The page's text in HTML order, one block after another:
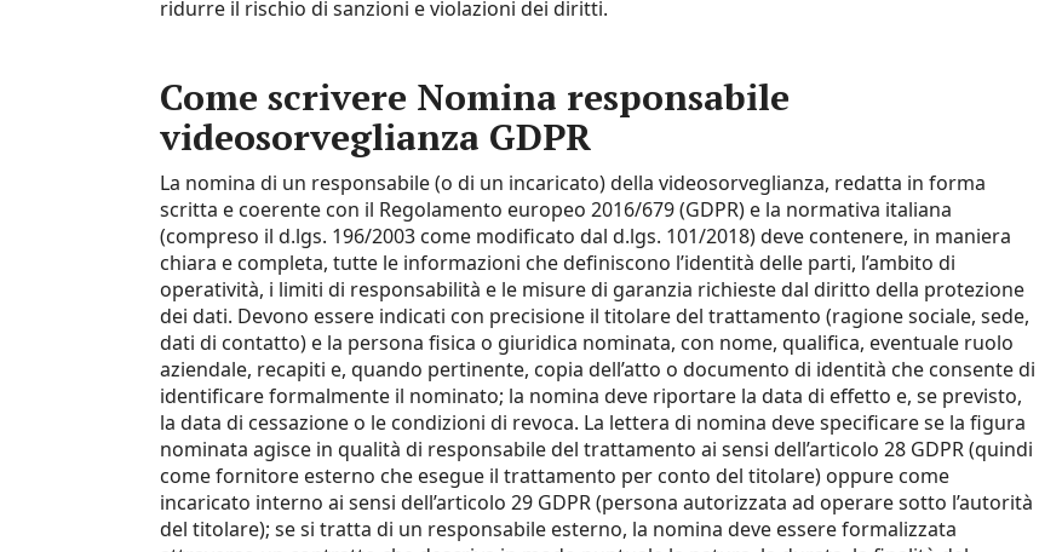
ridurre il rischio di sanzioni e violazioni dei diritti.
Come scrivere Nomina responsabile
videosorveglianza GDPR​​
La nomina di un responsabile (o di un incaricato) della videosorveglianza, redatta in forma
scritta e coerente con il Regolamento europeo 2016/679 (GDPR) e la normativa italiana
(compreso il d.lgs. 196/2003 come modificato dal d.lgs. 101/2018) deve contenere, in maniera
chiara e completa, tutte le informazioni che definiscono l’identità delle parti, l’ambito di
operatività, i limiti di responsabilità e le misure di garanzia richieste dal diritto della protezione
dei dati. Devono essere indicati con precisione il titolare del trattamento (ragione sociale, sede,
dati di contatto) e la persona fisica o giuridica nominata, con nome, qualifica, eventuale ruolo
aziendale, recapiti e, quando pertinente, copia dell’atto o documento di identità che consente di
identificare formalmente il nominato; la nomina deve riportare la data di effetto e, se previsto,
la data di cessazione o le condizioni di revoca. La lettera di nomina deve specificare se la figura
nominata agisce in qualità di responsabile del trattamento ai sensi dell’articolo 28 GDPR (quindi
come fornitore esterno che esegue il trattamento per conto del titolare) oppure come
incaricato interno ai sensi dell’articolo 29 GDPR (persona autorizzata ad operare sotto l’autorità
del titolare); se si tratta di un responsabile esterno, la nomina deve essere formalizzata